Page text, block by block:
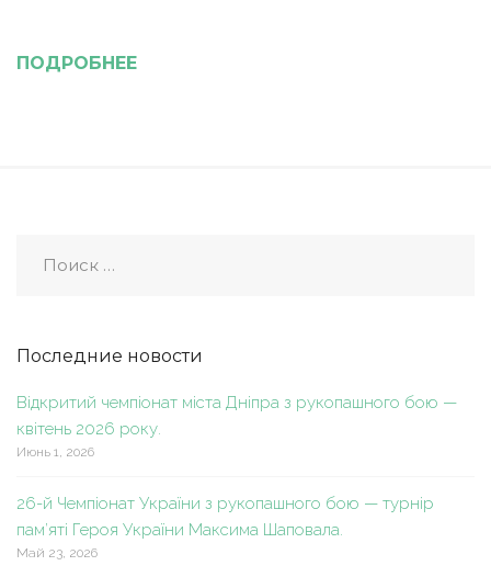
ПОДРОБНЕЕ
Последние новости
Відкритий чемпіонат міста Дніпра з рукопашного бою —
квітень 2026 року.
Июнь 1, 2026
26-й Чемпіонат України з рукопашного бою — турнір
пам’яті Героя України Максима Шаповала.
Май 23, 2026